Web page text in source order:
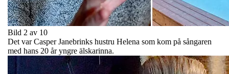
Bild 2 av 10
Det var Casper Janebrinks hustru Helena som kom på sångaren
med hans 20 år yngre älskarinna.